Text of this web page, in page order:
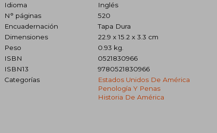
Idioma
Inglés
N° páginas
520
Encuadernación
Tapa Dura
Dimensiones
22.9 x 15.2 x 3.3 cm
Peso
0.93 kg.
ISBN
0521830966
ISBN13
9780521830966
Categorías
Estados Unidos De América
Penología Y Penas
Historia De América